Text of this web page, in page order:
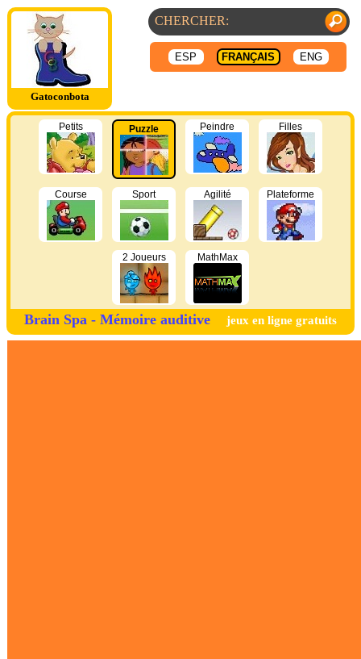
Gatoconbota
ESP FRANÇAIS ENG
Petits Puzzle Peindre Filles
Course Sport Agilité Plateforme
2 Joueurs MathMax
Brain Spa - Mémoire auditive jeux en ligne gratuits